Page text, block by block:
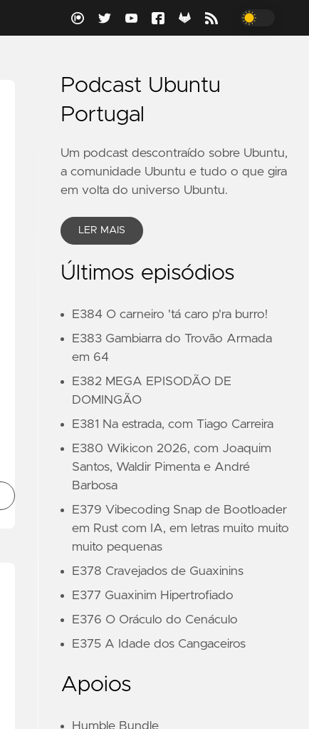
Podcast Ubuntu
Portugal
Um podcast descontraído sobre Ubuntu,
a comunidade Ubuntu e tudo o que gira
em volta do universo Ubuntu.
LER MAIS
Últimos episódios
E384 O carneiro 'tá caro p'ra burro!
E383 Gambiarra do Trovão Armada
em 64
E382 MEGA EPISODÃO DE
DOMINGÃO
E381 Na estrada, com Tiago Carreira
E380 Wikicon 2026, com Joaquim
Santos, Waldir Pimenta e André
Barbosa
E379 Vibecoding Snap de Bootloader
em Rust com IA, em letras muito muito
muito pequenas
E378 Cravejados de Guaxinins
E377 Guaxinim Hipertrofiado
E376 O Oráculo do Cenáculo
E375 A Idade dos Cangaceiros
Apoios
Humble Bundle